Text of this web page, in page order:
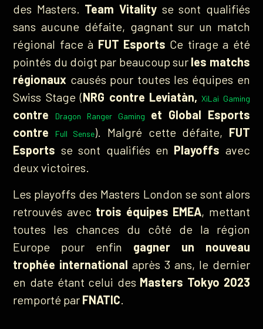
des Masters. Team Vitality se sont qualifiés
sans aucune défaite, gagnant sur un match
régional face à FUT Esports Ce tirage a été
pointés du doigt par beaucoup sur les matchs
régionaux causés pour toutes les équipes en
Swiss Stage (NRG contre Leviatàn,XiLai Gaming
contre Dragon Ranger Gaming
et Global Esports
contre
Full Sense). Malgré cette défaite, FUT
Esports se sont qualifiés en Playoffs avec
deux victoires.
Les playoffs des Masters London se sont alors
retrouvés avec trois équipes EMEA, mettant
toutes les chances du côté de la région
Europe pour enfin gagner un nouveau
trophée international après 3 ans, le dernier
en date étant celui des Masters Tokyo 2023
remporté par FNATIC